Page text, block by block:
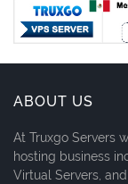
ABOUT US
At Truxgo Servers
hosting business
Virtual Servers,